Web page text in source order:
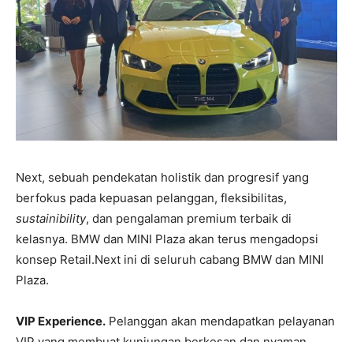
Next, sebuah pendekatan holistik dan progresif yang
berfokus pada kepuasan pelanggan, fleksibilitas,
sustainibility, dan pengalaman premium terbaik di
kelasnya. BMW dan MINI Plaza akan terus mengadopsi
konsep Retail.Next ini di seluruh cabang BMW dan MINI
Plaza.
VIP Experience. Pelanggan akan mendapatkan pelayanan